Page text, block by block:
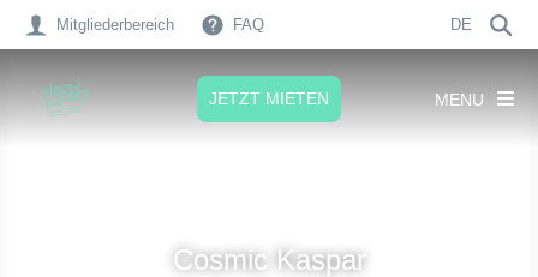
Mitgliederbereich FAQ DE
MENU
JETZT MIETEN
Cosmic Kaspar